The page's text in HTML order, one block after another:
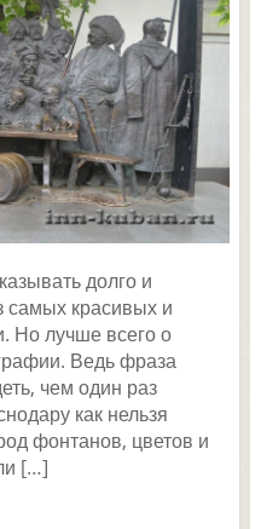
долго и
самых красивых и
Но лучше всего о
Ведь фраза
чем один раз
как нельзя
фонтанов, цветов и
[…]